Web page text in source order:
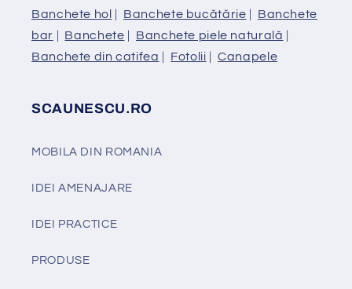
Banchete hol | Banchete bucătărie | Banchete
bar | Banchete | Banchete piele naturală |
Banchete din catifea | Fotolii |Canapele
SCAUNESCU.RO
MOBILA DIN ROMANIA
IDEI AMENAJARE
IDEI PRACTICE
PRODUSE